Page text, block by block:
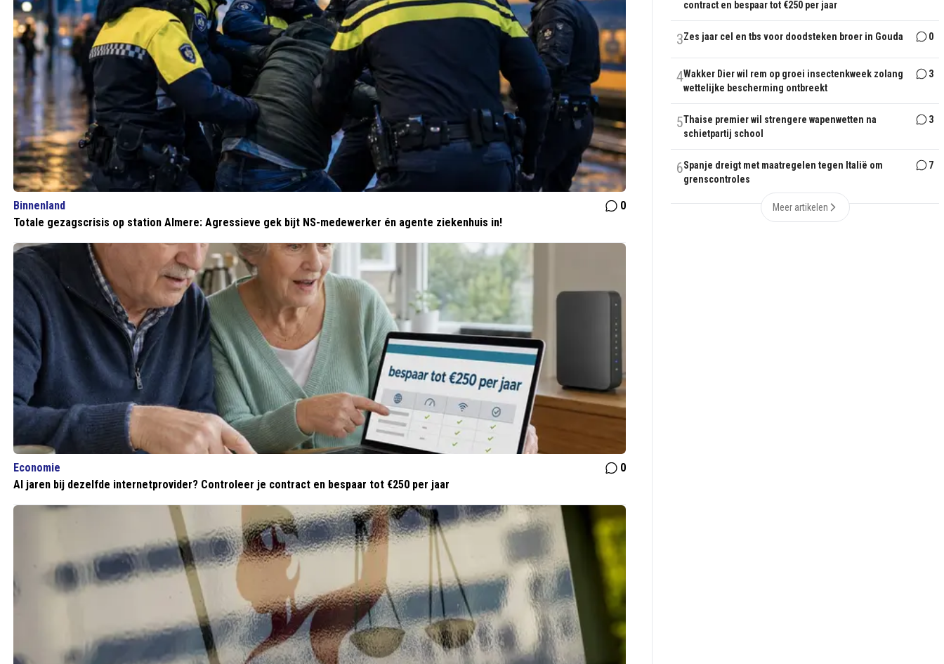
Binnenland
0
Totale gezagscrisis op station Almere: Agressieve gek bijt NS-medewerker én agente ziekenhuis in!
Economie
0
Al jaren bij dezelfde internetprovider? Controleer je contract en bespaar tot €250 per jaar
contract en bespaar tot €250 per jaar
3Zes jaar cel en tbs voor doodsteken broer in Gouda 0
4Wakker Dier wil rem op groei insectenkweek zolang
wettelijke bescherming ontbreekt
3
5Thaise premier wil strengere wapenwetten na
schietpartij school
3
6Spanje dreigt met maatregelen tegen Italië om
grenscontroles
7
Meer artikelen